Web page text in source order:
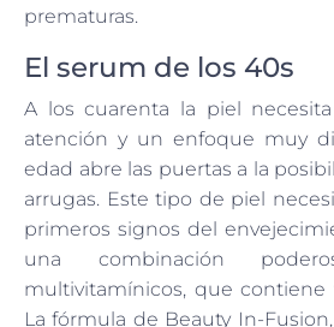
prematuras.
El serum de los 40s
A los cuarenta la piel
atención y un enfoque muy
edad abre las puertas a la
arrugas. Este tipo de piel
primeros signos del
una combinación
multivitamínicos, que contiene
La fórmula de Beauty In-